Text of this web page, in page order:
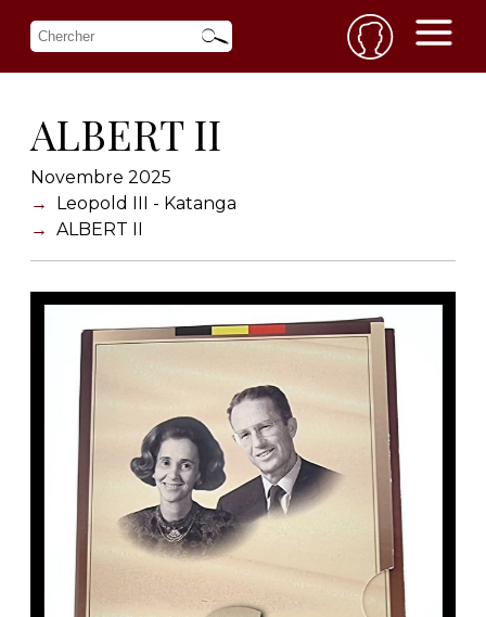
ALBERT II
Novembre 2025
Leopold III - Katanga
ALBERT II